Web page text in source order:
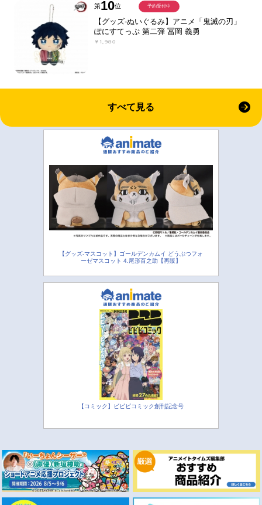
第10位
【グッズ-ぬいぐるみ】アニメ「鬼滅の刃」
ぽにすてっぷ 第二弾 冨岡 義勇
￥1,980
予約受付中
すべて見る
【グッズ-マスコット】ゴールデンカムイ どうぶつフォ
ーゼマスコット 4.尾形百之助【再販】
【コミック】ビビビコミック創刊記念号